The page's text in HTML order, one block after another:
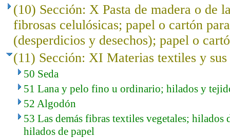
(10) Sección: X Pasta de madera o de
fibrosas celulósicas; papel o cartón
(desperdicios y desechos); papel o
(11) Sección: XI Materias textiles y sus
50 Seda
51 Lana y pelo fino u ordinario; hilados y
52 Algodón
53 Las demás fibras textiles vegetales; hilados
hilados de papel